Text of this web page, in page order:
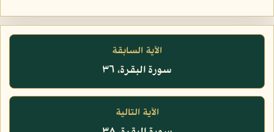
الآية السابقة
سورة البقرة، ٣٦
الآية التالية